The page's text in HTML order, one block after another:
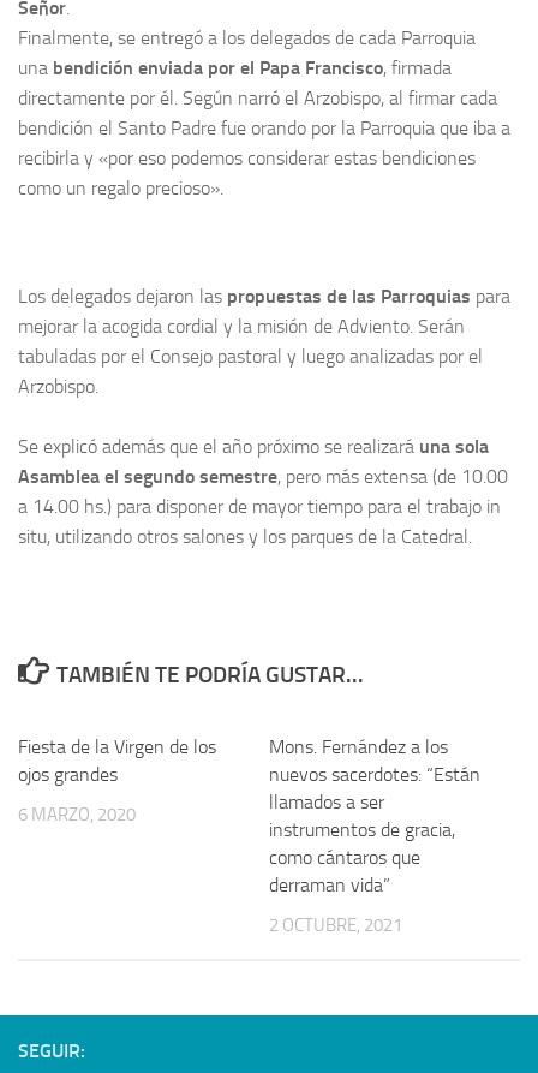
Señor
Finalmente, se entregó a los delegados de cada Parroquia
una bendición enviada por el Papa Francisco, firmada
directamente por él. Según narró el Arzobispo, al firmar cada
bendición el Santo Padre fue orando por la Parroquia que iba a
recibirla y «por eso podemos considerar estas bendiciones
como un regalo precioso».
Los delegados dejaron las propuestas de las Parroquias para
mejorar la acogida cordial y la misión de Adviento. Serán
tabuladas por el Consejo pastoral y luego analizadas por el
Arzobispo.
Se explicó además que el año próximo se realizará una sola
Asamblea el segundo semestre, pero más extensa (de 10.00
a 14.00 hs.) para disponer de mayor tiempo para el trabajo in
situ, utilizando otros salones y los parques de la Catedral.
TAMBIÉN TE PODRÍA GUSTAR...
Fiesta de la Virgen de los
ojos grandes
6 MARZO, 2020
Mons. Fernández a los
nuevos sacerdotes: “Están
llamados a ser
instrumentos de gracia,
como cántaros que
derraman vida”
2 OCTUBRE, 2021
SEGUIR: